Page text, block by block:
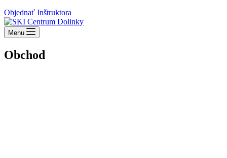
Objednať Inštruktora
Menu
Obchod